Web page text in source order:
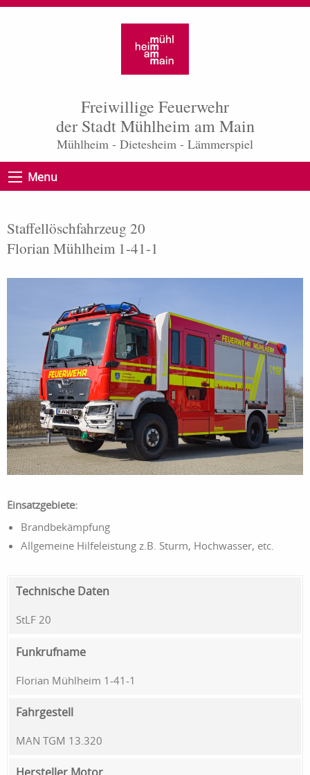
Freiwillige Feuerwehr
der Stadt Mühlheim am Main
Mühlheim - Dietesheim - Lämmerspiel
Menu
Staffellöschfahrzeug 20
Florian Mühlheim 1-41-1
Einsatzgebiete:
Brandbekämpfung
Allgemeine Hilfeleistung z.B. Sturm, Hochwasser, etc.
Technische Daten
StLF 20
Funkrufname
Florian Mühlheim 1-41-1
Fahrgestell
MAN TGM 13.320